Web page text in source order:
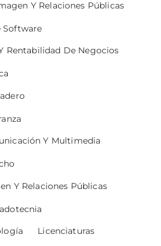
Y Relaciones Públicas
Software
Rentabilidad De Negocios
Y Multimedia
Y Relaciones Públicas
Licenciaturas